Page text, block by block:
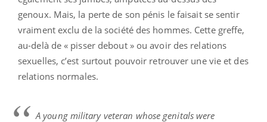
genoux. Mais, la perte de son pénis le faisait se sentir
vraiment exclu de la société des hommes. Cette greffe,
au-delà de « pisser debout » ou avoir des relations
sexuelles, c’est surtout pouvoir retrouver une vie et des
relations normales.
A young military veteran whose genitals were